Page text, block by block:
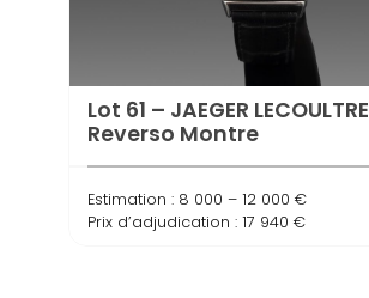
Lot 61 – JAEGER LECOULTRE
Reverso Montre
Estimation : 8 000 – 12 000 €
Prix d’adjudication : 17 940 €